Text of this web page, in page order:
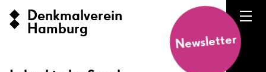
Denkmalverein
Hamburg
Newsletter